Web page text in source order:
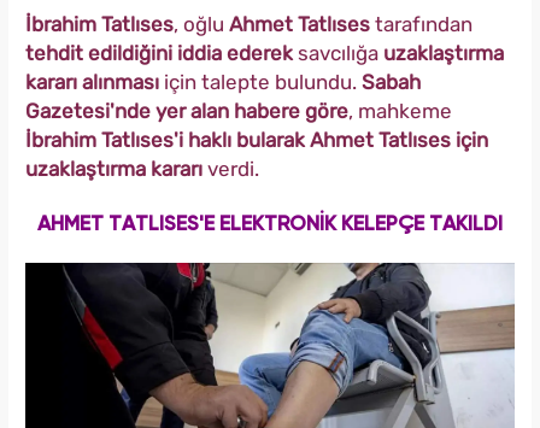
İbrahim Tatlıses, oğlu Ahmet Tatlıses tarafından
tehdit edildiğini iddia ederek savcılığa uzaklaştırma
kararı alınması için talepte bulundu. Sabah
Gazetesi'nde yer alan habere göre, mahkeme
İbrahim Tatlıses'i haklı bularak Ahmet Tatlıses için
uzaklaştırma kararı verdi.
AHMET TATLISES'E ELEKTRONİK KELEPÇE TAKILDI